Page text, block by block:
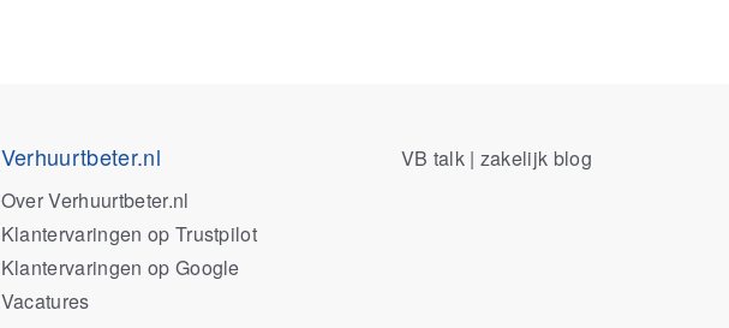
Verhuurtbeter.nl
Over Verhuurtbeter.nl
Klantervaringen op Trustpilot
Klantervaringen op Google
Vacatures
VB talk | zakelijk blog